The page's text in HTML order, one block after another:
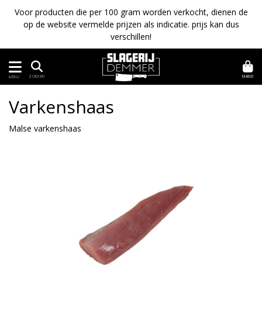
Voor producten die per 100 gram worden verkocht, dienen de
op de website vermelde prijzen als indicatie. prijs kan dus
verschillen!
MENU ZOEKEN MAND
Varkenshaas
Malse varkenshaas